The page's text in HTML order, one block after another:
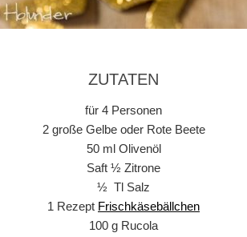
ZUTATEN
für 4 Personen
2 große Gelbe oder Rote Beete
50 ml Olivenöl
Saft ½ Zitrone
½ Tl Salz
1 Rezept Frischkäsebällchen
100 g Rucola